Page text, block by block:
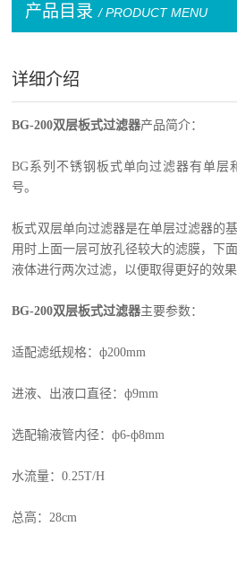
产品目录 / PRODUCT MENU
详细介绍
BG-200双层板式过滤器产品简介：
BG系列不锈钢板式单向过滤器有单层
号。
板式双层单向过滤器是在单层过滤器的
用时上面一层可放孔径较大的滤膜，下
液体进行两次过滤，以便取得更好的效果
BG-200双层板式过滤器主要参数：
适配滤纸规格：ф200mm
进液、出液口直径：ф9mm
选配输液管内径：ф6-ф8mm
水流量：0.25T/H
总高：28cm